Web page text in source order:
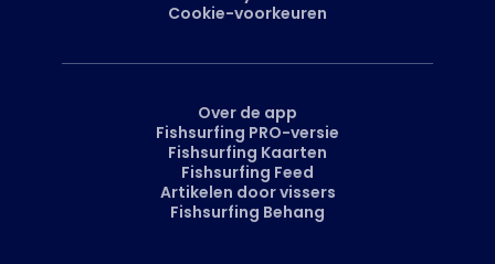
Cookie-voorkeuren
Over de app
Fishsurfing PRO-versie
Fishsurfing Kaarten
Fishsurfing Feed
Artikelen door vissers
Fishsurfing Behang